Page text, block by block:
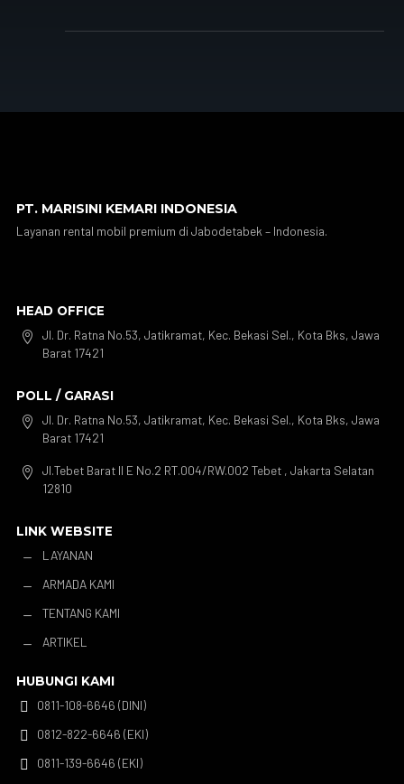
PT. MARISINI KEMARI INDONESIA
Layanan rental mobil premium di Jabodetabek – Indonesia.
HEAD OFFICE

Jl. Dr. Ratna No.53, Jatikramat, Kec. Bekasi Sel., Kota Bks, Jawa
Barat 17421
POLL / GARASI

Jl. Dr. Ratna No.53, Jatikramat, Kec. Bekasi Sel., Kota Bks, Jawa
Barat 17421

Jl.Tebet Barat II E No.2 RT.004/RW.002 Tebet , Jakarta Selatan
12810
LINK WEBSITE
K
LAYANAN
K ARMADA KAMI
K TENTANG KAMI
K ARTIKEL
HUBUNGI KAMI

0811-108-6646 (DINI)

0812-822-6646 (EKI)

0811-139-6646 (EKI)